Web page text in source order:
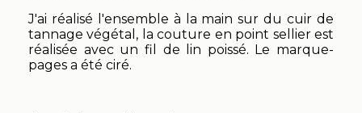
J'ai réalisé l'ensemble à la main sur du cuir de
tannage végétal, la couture en point sellier est
réalisée avec un fil de lin poissé. Le marque-
pages a été ciré.